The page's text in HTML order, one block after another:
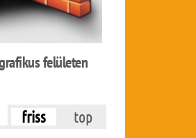
felületen
friss
top